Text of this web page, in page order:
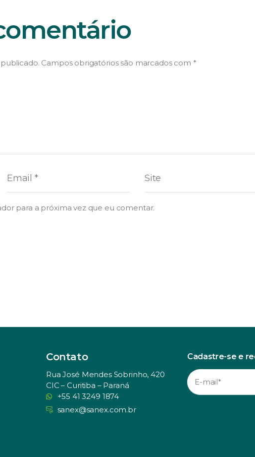
Campos obrigatórios são marcados com *
para a próxima vez que eu comentar.
Contato
Rua José Mendes Sobrinho, 420
CIC – Curitiba – Paraná
+55 41 3249 1874
sanex@sanex.com.br
Cadastre-se e